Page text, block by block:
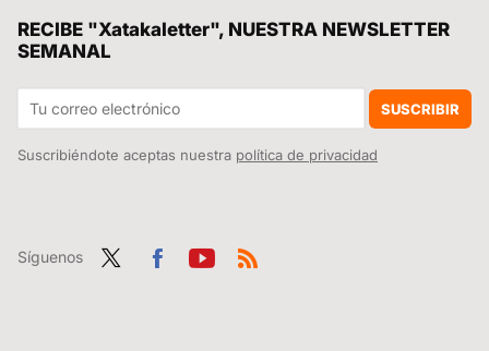
RECIBE "Xatakaletter", NUESTRA NEWSLETTER
SEMANAL
SUSCRIBIR
Suscribiéndote aceptas nuestra política de privacidad
Síguenos